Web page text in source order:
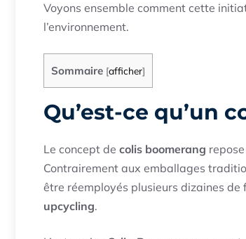
Voyons ensemble comment cette
l’environnement.
Sommaire [afficher]
Qu’est-ce qu’un
Le concept de colis boomerang
Contrairement aux emballages
être réemployés plusieurs dizaines de
upcycling.